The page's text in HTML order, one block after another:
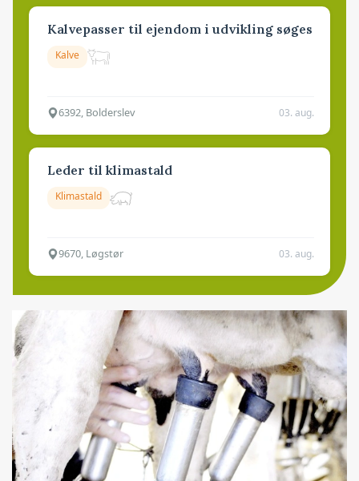
Kalvepasser til ejendom i udvikling søges
Kalve
6392, Bolderslev 03. aug.
Leder til klimastald
Klimastald
9670, Løgstør 03. aug.